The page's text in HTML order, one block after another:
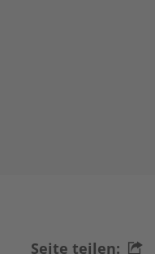
Seite teilen: